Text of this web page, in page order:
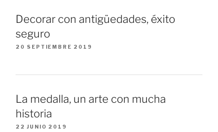
Decorar con antigüedades, éxito
seguro
20 SEPTIEMBRE 2019
La medalla, un arte con mucha
historia
22 JUNIO 2019